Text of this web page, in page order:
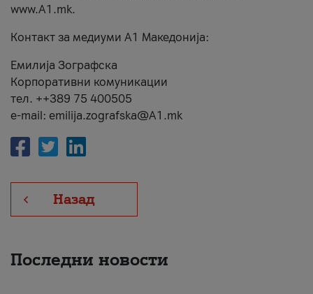
www.А1.mk.
Контакт за медиуми А1 Македонија:
Емилија Зографска
Корпоративни комуникации
тел. ++389 75 400505
e-mail: emilija.zografska@A1.mk
Назад
Последни новости